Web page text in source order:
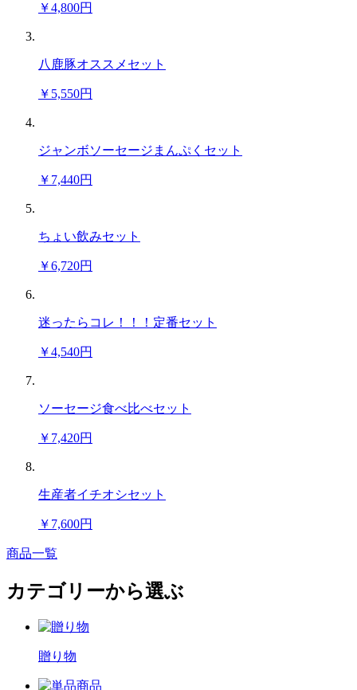
￥4,800円
八鹿豚オススメセット
￥5,550円
ジャンボソーセージまんぷくセット
￥7,440円
ちょい飲みセット
￥6,720円
迷ったらコレ！！！定番セット
￥4,540円
ソーセージ食べ比べセット
￥7,420円
生産者イチオシセット
￥7,600円
商品一覧
カテゴリーから選ぶ
贈り物